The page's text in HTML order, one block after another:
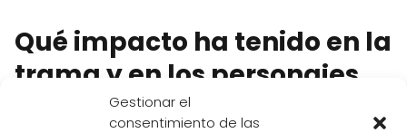
Gestionar el
consentimiento de las
Qué impacto ha tenido en la
trama y en los personajes
principales